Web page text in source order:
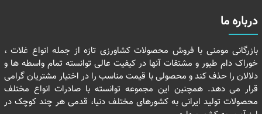
درباره ما
بازرگانی مومنی با فروش محصولات کشاورزی تازه از جمله انواع غلات ،
خوراک دام طیور و مشتقات آنها در کیفیت عالی توانسته تمام واسطه ها و
دلالان را حذف کند و محصولی با قیمت مناسب را در اختیار مشتریان گرامی
قرار می دهد. همچنین این مجموعه توانسته با صادرات انواع مختلف
محصولات تولید ایرانی به کشورهای مختلف دنیا، قدمی هر چند کوچک در